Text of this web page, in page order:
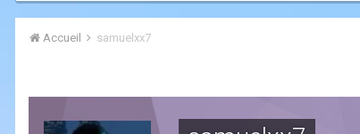
Accueil samuelxx7